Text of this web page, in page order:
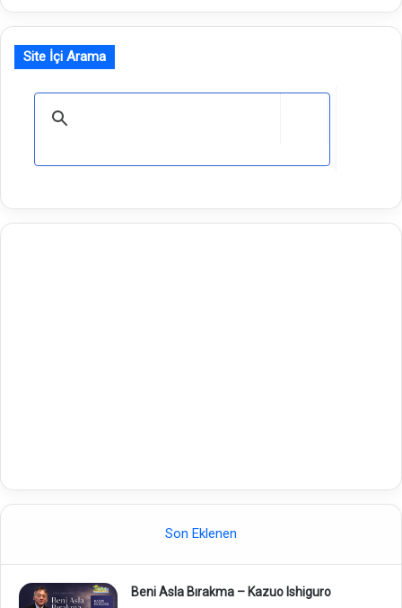
Site İçi Arama
Son Eklenen
Beni Asla Bırakma – Kazuo Ishiguro